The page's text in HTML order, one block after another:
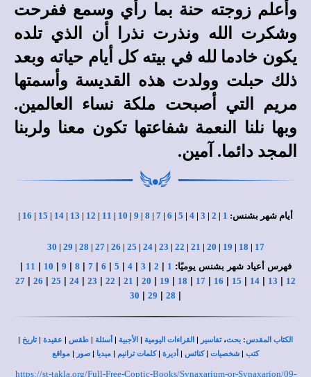
وأعلم زوجته حنة بما رأي وسمع ففرحت
وشكرت الله ونذرت نذرا أن الذي تلده
يكون خادما لله في بيته كل أيام حياته وبعد
ذلك حبلت وولدت هذه القديسة وأسمتها
مريم التي أصبحت ملكة نساء العالمين.
وبها نلنا النعمة شفاعتها تكون معنا ولربنا
المجد دائما. آمين.
أيام شهر بشنس: 1
|
2
|
3
|
4
|
5
|
6
|
7
|
8
|
9
|
10
|
11
|
12
|
13
|
14
|
15
|
16
|
17
|
18
|
19
|
20
|
21
|
22
|
23
|
24
|
25
|
26
|
27
|
28
|
29
|
30
فهرس أعياد شهر بشنس يوميًا: 1
|
2
|
3
|
4
|
5
|
6
|
7
|
8
|
9
|
10
|
11
|
12
|
13
|
14
|
15
|
16
|
17
|
18
|
19
|
20
|
21
|
22
|
23
|
24
|
25
|
26
|
27
|
28
|
29
|
30
الكتاب المقدس: بحث،تفاسير | القراءات اليومية | الأجبية | أسئلة | طقس | عقيدة |تاريخ |
كتب | شخصيات |كنائس | أديرة |كلمات ترانيم | ميديا | صور | مواقع
https://st-takla.org/Full-Free-Coptic-Books/Synaxarium-or-Synaxarion/09-